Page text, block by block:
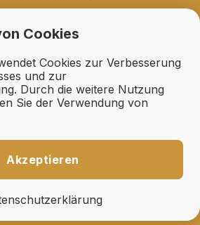
Philosophie
Neuigkeiten
und Erhaltung
Erhaltungsfächer
Geschenkideen
und Schätzungen
und Suchdienst
Auktionsaufträge
Cookies
Cookies zur Verbesserung
und zur
Durch die weitere Nutzung
Sie der Verwendung von
Akzeptieren